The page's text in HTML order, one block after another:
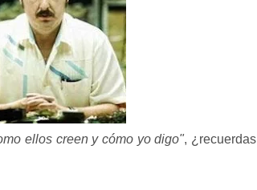
ellos creen y cómo yo digo", ¿recuerdas